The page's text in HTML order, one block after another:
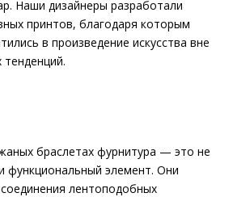
Наши дизайнеры разработали
принтов, благодаря которым
в произведение искусства вне
браслетах фурнитура — это не
функциональный элемент. Они
лентоподобных